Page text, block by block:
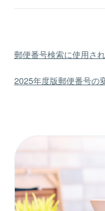
郵便番号検索に使用さ
2025年度版郵便番号の